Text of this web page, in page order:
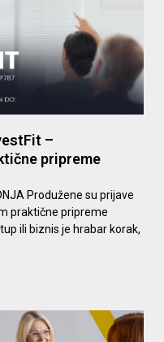
–
pripreme
Produžene su prijave
praktične pripreme
ili biznis je hrabar korak,